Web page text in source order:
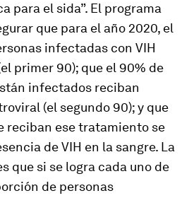
para el sida”. El programa
que para el año 2020, el
infectadas con VIH
primer 90); que el 90% de
infectados reciban
(el segundo 90); y que
reciban ese tratamiento se
de VIH en la sangre. La
que si se logra cada uno de
de personas